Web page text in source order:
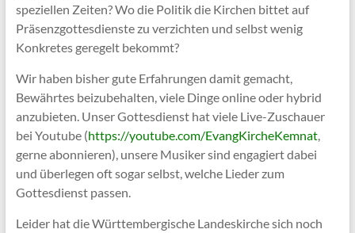
speziellen Zeiten? Wo die Politik die Kirchen bittet auf
Präsenzgottesdienste zu verzichten und selbst wenig
Konkretes geregelt bekommt?
Wir haben bisher gute Erfahrungen damit gemacht,
Bewährtes beizubehalten, viele Dinge online oder hybrid
anzubieten. Unser Gottesdienst hat viele Live-Zuschauer
bei Youtube (https://youtube.com/EvangKircheKemnat,
gerne abonnieren), unsere Musiker sind engagiert dabei
und überlegen oft sogar selbst, welche Lieder zum
Gottesdienst passen.
Leider hat die Württembergische Landeskirche sich noch